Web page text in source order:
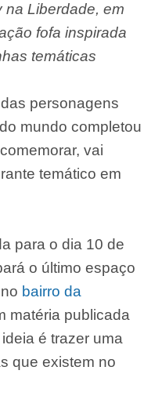
na Liberdade, em
fofa inspirada
temáticas
personagens
mundo completou
vai
temático em
para o dia 10 de
o último espaço
bairro da
matéria publicada
ideia é trazer uma
que existem no